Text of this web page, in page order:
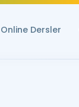
Online Dersler